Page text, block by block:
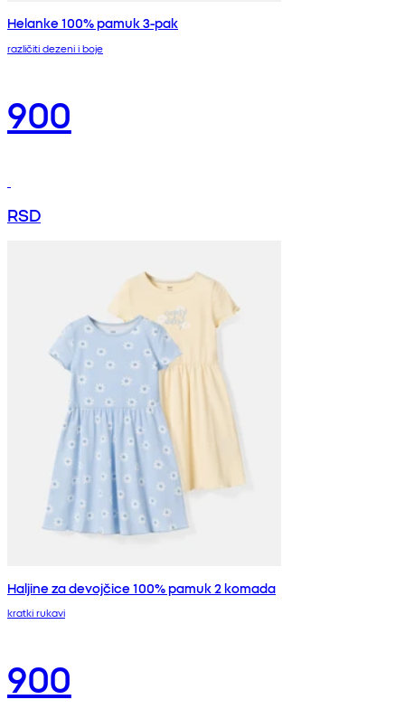
Helanke 100% pamuk 3-pak
različiti dezeni i boje
900
RSD
Haljine za devojčice 100% pamuk 2 komada
kratki rukavi
900